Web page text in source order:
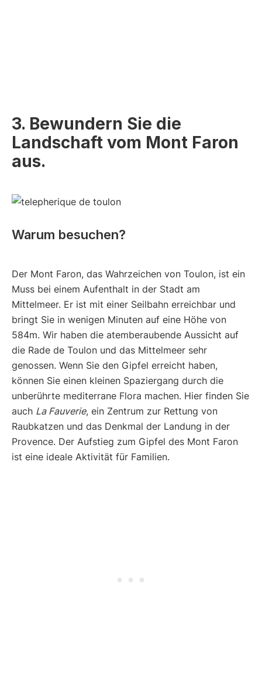
3. Bewundern Sie die
Landschaft vom Mont Faron
aus.
Warum besuchen?
Der Mont Faron, das Wahrzeichen von Toulon, ist ein
Muss bei einem Aufenthalt in der Stadt am
Mittelmeer. Er ist mit einer Seilbahn erreichbar und
bringt Sie in wenigen Minuten auf eine Höhe von
584m. Wir haben die atemberaubende Aussicht auf
die Rade de Toulon und das Mittelmeer sehr
genossen. Wenn Sie den Gipfel erreicht haben,
können Sie einen kleinen Spaziergang durch die
unberührte mediterrane Flora machen. Hier finden Sie
auch La Fauverie, ein Zentrum zur Rettung von
Raubkatzen und das Denkmal der Landung in der
Provence. Der Aufstieg zum Gipfel des Mont Faron
ist eine ideale Aktivität für Familien.